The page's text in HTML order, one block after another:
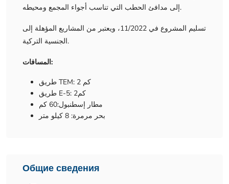
إلى مدافئ الحطب التي تناسب أجواء المجمع ومحيطه.
تسليم المشروع في 11/2022، ويعتبر من المشاريع المؤهلة إلى
الجنسية التركية.
المسافات:
طريق TEM: 2 كم
طريق E-5: 2كم
مطار إسطنبول:60 كم
بحر مرمرة: 8 كيلو متر
Общие сведения